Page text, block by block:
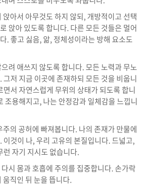
앉아서 아무것도 하지 않되, 개방적이고 선택
앉아 있도록 합니다. 다른 모든 것들은 멀어
. 좋고 싫음, 앎, 정체성이라는 방해 요소도
려 애쓰지 않도록 합니다. 모든 노력과 무노
그저 지금 이곳에 존재하되 모든 것을 비웁니
면서 자연스럽게 무위의 상태가 되도록 합니
조용해지고, 나는 안정감과 일체감을 느낍니
주의 공허에 빠져봅니다. 나의 존재가 만물에
이것이 나, 우리 고유의 본질입니다. 드넓고,
런 자기 지시도 없습니다.
시 몸과 호흡에 주의를 집중합니다. 손가락
직인 뒤 눈을 뜹니다.